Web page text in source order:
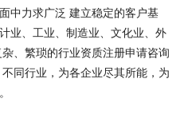
中力求广泛 建立稳定的客户基
业、工业、制造业、文化业、外
、繁琐的行业资质注册申请咨询
同行业，为各企业尽其所能，为